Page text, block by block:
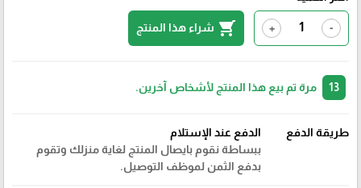
-
+
shopping_cart شراء هذا المنتج
مرة تم بيع هذا المنتج لأشخاص آخرين.
طريقة الدفع
الدفع عند الإستلام
ببساطة نقوم بايصال المنتج لغاية منزلك وتقوم
بدفع الثمن لموظف التوصيل.